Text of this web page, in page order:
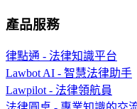
產品服務
律點通 - 法律知識平台
Lawbot AI - 智慧法律助手
Lawpilot - 法律領航員